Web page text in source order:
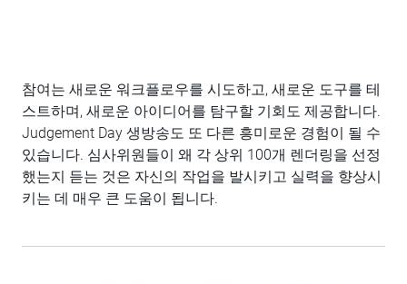
참여는 새로운 워크플로우를 시도하고, 새로운 도구를 테
스트하며, 새로운 아이디어를 탐구할 기회도 제공합니다.
Judgement Day 생방송도 또 다른 흥미로운 경험이 될 수
있습니다. 심사위원들이 왜 각 상위 100개 렌더링을 선정
했는지 듣는 것은 자신의 작업을 발시키고 실력을 향상시
키는 데 매우 큰 도움이 됩니다.